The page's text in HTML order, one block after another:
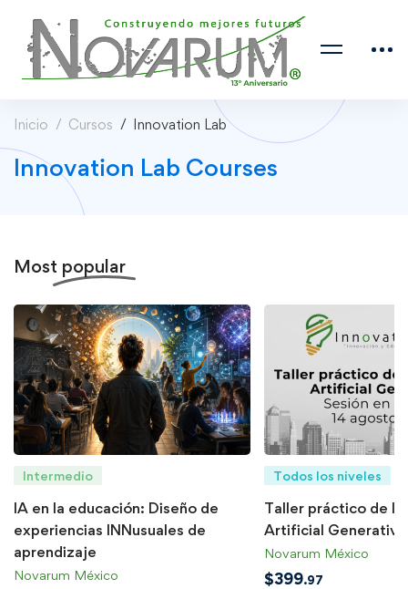
Inicio Cursos Innovation Lab
Innovation Lab Courses
Most popular
Intermedio
IA en la educación: Diseño de
experiencias INNusuales de
aprendizaje
Novarum México
Todos los niveles
Taller práctico de
Artificial Generativa
Novarum México
$399.97